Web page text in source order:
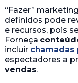
“Fazer”
definidos pode
e recursos, pois
Forneça
incluir chamadas
espectadores a
vendas.